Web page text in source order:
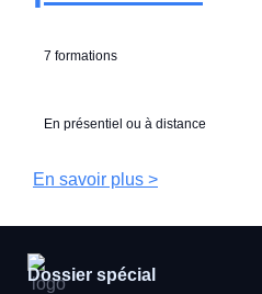
7 formations
En présentiel ou à distance
En savoir plus >
Dossier spécial